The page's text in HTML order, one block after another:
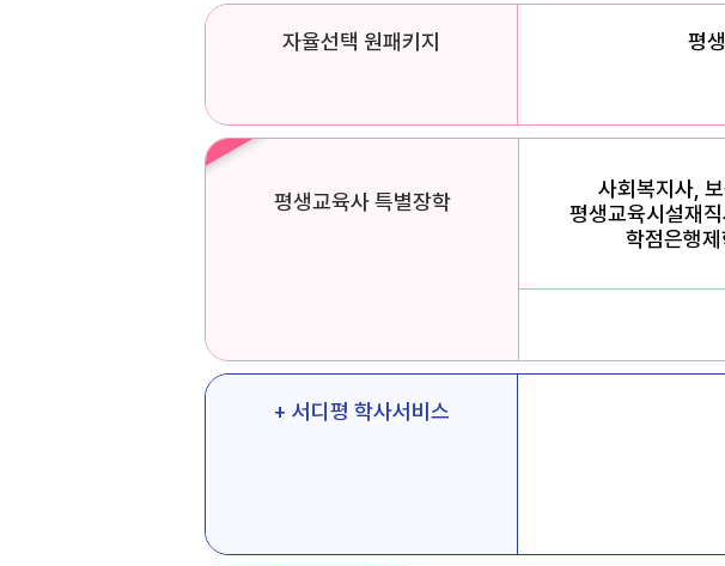
자율선택 원패키지 평
Click!
평생교육사 특별장학
사회복지사,
평생교육시설재
학점은행
+ 서디평 학사서비스